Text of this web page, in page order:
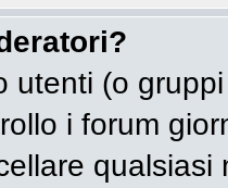
utenti (o
i forum